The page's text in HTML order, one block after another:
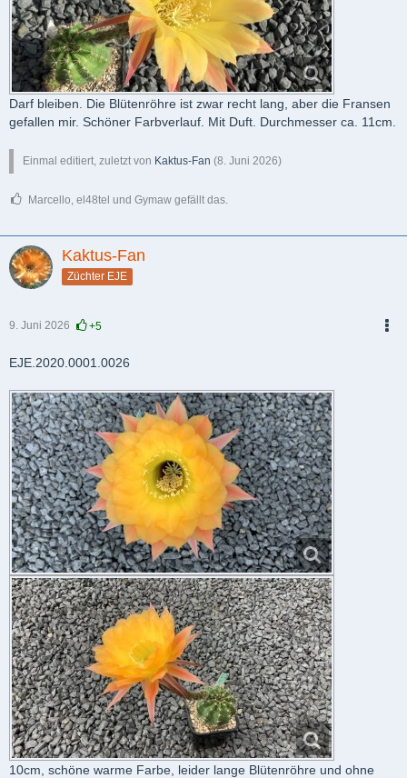
Darf bleiben. Die Blütenröhre ist zwar recht lang, aber die Fransen
gefallen mir. Schöner Farbverlauf. Mit Duft. Durchmesser ca. 11cm.
Einmal editiert, zuletzt von Kaktus-Fan (8. Juni 2026)
Marcello, el48tel und Gymaw gefällt das.
Kaktus-Fan
Züchter EJE
9. Juni 2026 +5
EJE.2020.0001.0026
10cm, schöne warme Farbe, leider lange Blütenröhre und ohne